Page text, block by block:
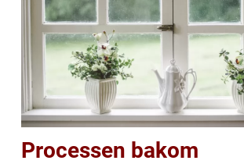
Processen bakom